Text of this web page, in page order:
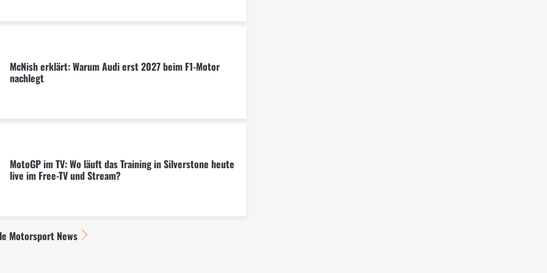
McNish erklärt: Warum Audi erst 2027 beim F1-Motor
nachlegt
MotoGP im TV: Wo läuft das Training in Silverstone heute
live im Free-TV und Stream?
Motorsport News